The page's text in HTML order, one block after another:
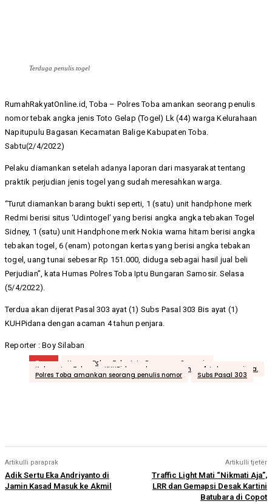
Terduga penulis togel
RumahRakyatOnline.id, Toba – Polres Toba amankan seorang penulis
nomor tebak angka jenis Toto Gelap (Togel) Lk (44) warga Kelurahaan
Napitupulu Bagasan Kecamatan Balige Kabupaten Toba.
Sabtu(2/4/2022)
Pelaku diamankan setelah adanya laporan dari masyarakat tentang
praktik perjudian jenis togel yang sudah meresahkan warga.
“Turut diamankan barang bukti seperti, 1 (satu) unit handphone merk
Redmi berisi situs ‘Udintogel’ yang berisi angka angka tebakan Togel
Sidney, 1 (satu) unit Handphone merk Nokia warna hitam berisi angka
tebakan togel, 6 (enam) potongan kertas yang berisi angka tebakan
togel, uang tunai sebesar Rp 151.000, diduga sebagai hasil jual beli
Perjudian”, kata Humas Polres Toba Iptu Bungaran Samosir. Selasa
(5/4/2022).
Terdua akan dijerat Pasal 303 ayat (1) Subs Pasal 303 Bis ayat (1)
KUHPidana dengan acaman 4 tahun penjara.
Reporter : Boy Silaban
Tags
Humas Polres Toba Iptu Bungaran Samosir
Kabupaten Toba KUHPidana dengan acaman 4 tahun penjara.
Polres Toba amankan seorang penulis nomor Subs Pasal 303
Artikulli paraprak
Adik Sertu Eka Andriyanto di
Jamin Kasad Masuk ke Akmil
Artikulli tjetër
Traffic Light Mati “Nikmati Aja”,
LRR dan Gemapsi Desak Kartini
Batubara di Copot